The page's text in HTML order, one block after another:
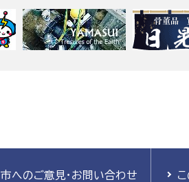
市へのご意見・お問い合わせ